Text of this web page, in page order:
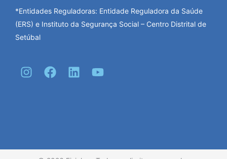
*Entidades Reguladoras: Entidade Reguladora da Saúde
(ERS) e Instituto da Segurança Social – Centro Distrital de
Setúbal
I
n
a
F
a
k
L
i
n
o